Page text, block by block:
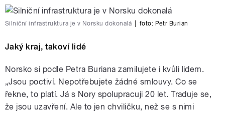
Silniční infrastruktura je v Norsku dokonalá foto: Petr Burian
Jaký kraj, takoví lidé
Norsko si podle Petra Buriana zamilujete i kvůli lidem.
„Jsou poctiví. Nepotřebujete žádné smlouvy. Co se
řekne, to platí. Já s Nory spolupracuji 20 let. Traduje se,
že jsou uzavření. Ale to jen chviličku, než se s nimi